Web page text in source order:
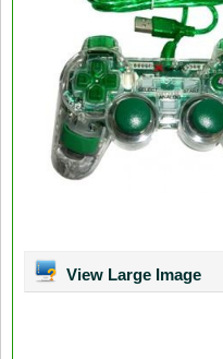
View Large Image